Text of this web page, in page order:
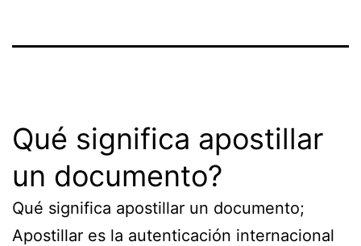
Qué significa apostillar
un documento?
Qué significa apostillar un documento;
Apostillar es la autenticación internacional